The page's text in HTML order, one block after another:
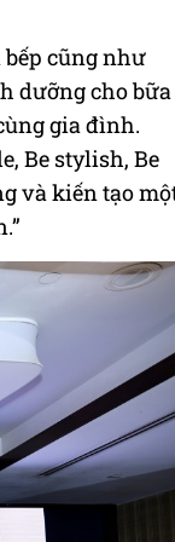
bếp cũng như
dưỡng cho bữa
gia đình.
Be stylish, Be
và kiến tạo